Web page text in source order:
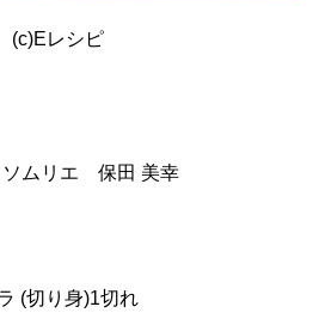
(c)Eレシピ
ソムリエ 保田 美幸
(切り身)1切れ